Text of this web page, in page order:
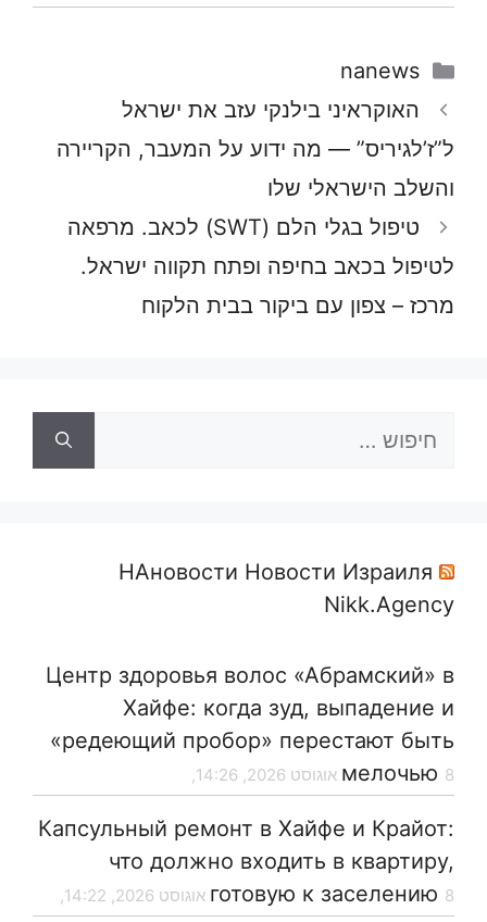
קטגוריות
nanews
האוקראיני בילנקי עזב את ישראל
ל”ז’לגיריס” — מה ידוע על המעבר, הקריירה
והשלב הישראלי שלו
טיפול בגלי הלם (SWT) לכאב. מרפאה
לטיפול בכאב בחיפה ופתח תקווה ישראל.
מרכז – צפון עם ביקור בבית הלקוח
НАновости Новости Израиля
Nikk.Agency
Центр здоровья волос «Абрaмский» в
Хайфе: когда зуд, выпадение и
«редеющий пробор» перестают быть
мелочью 8 אוגוסט 2026, 14:26,
Капсульный ремонт в Хайфе и Крайот:
что должно входить в квартиру,
готовую к заселению 8 אוגוסט 2026, 14:22,